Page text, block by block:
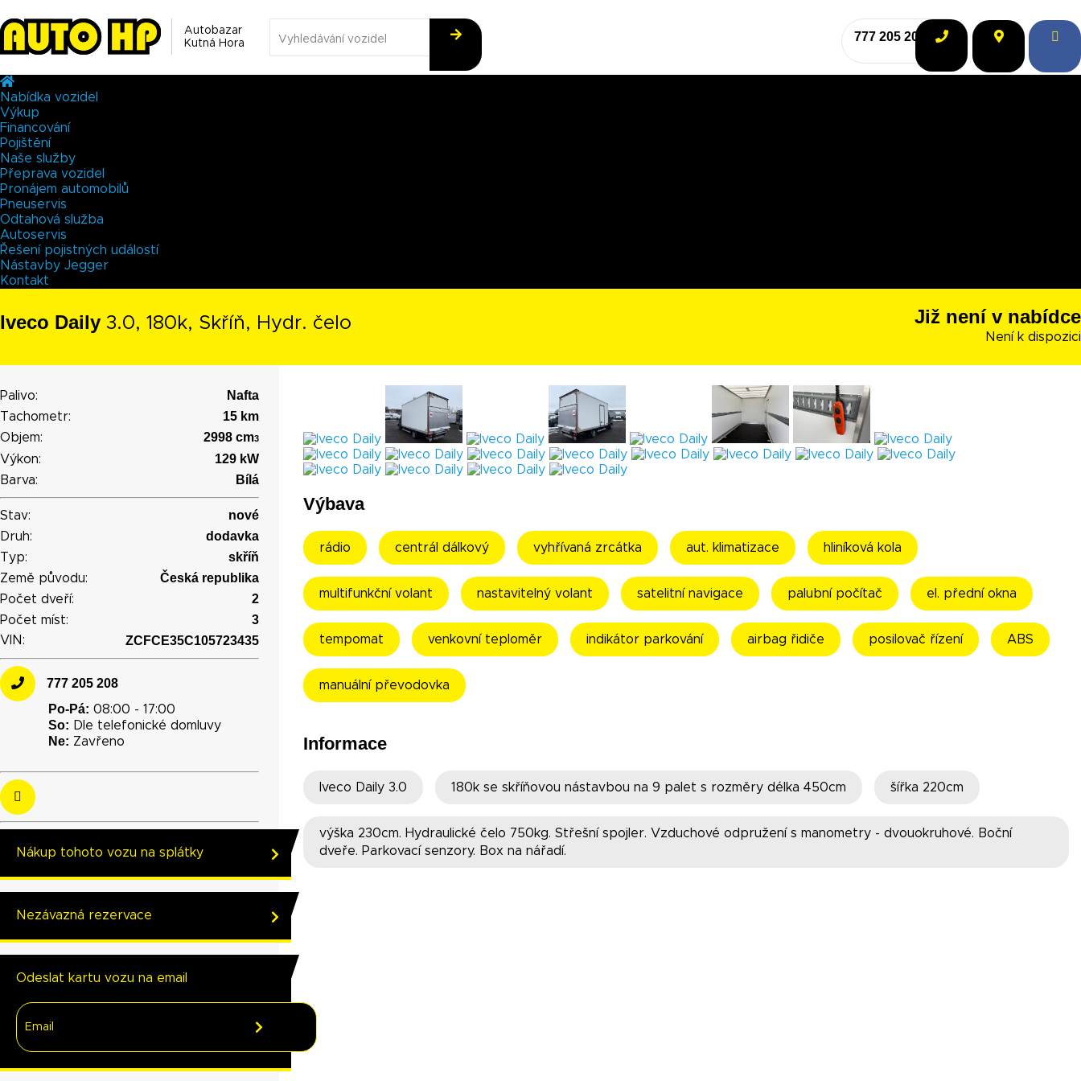
Autobazar
Kutná Hora
777 205 208
Nabídka vozidel
Výkup
Financování
Pojištění
Naše služby
Přeprava vozidel
Pronájem automobilů
Pneuservis
Odtahová služba
Autoservis
Řešení pojistných událostí
Nástavby Jegger
Kontakt
Iveco Daily 3.0, 180k, Skříň, Hydr. čelo Již není v nabídce
Není k dispozici
Palivo: Nafta
Tachometr: 15 km
Objem: 2998 cm3
Výkon: 129 kW
Barva: Bílá
Stav: nové
Druh: dodavka
Typ: skříň
Země původu: Česká republika
Počet dveří: 2
Počet míst: 3
VIN: ZCFCE35C105723435
777 205 208
Po-Pá: 08:00 - 17:00
So: Dle telefonické domluvy
Ne: Zavřeno
Nákup tohoto vozu na splátky
Nezávazná rezervace
Odeslat kartu vozu na email
Výbava
rádio centrál dálkový vyhřívaná zrcátka aut. klimatizace hliníková kola
multifunkční volant nastavitelný volant satelitní navigace palubní počítač el. přední okna
tempomat venkovní teploměr indikátor parkování airbag řidiče posilovač řízení ABS
manuální převodovka
Informace
Iveco Daily 3.0 180k se skříňovou nástavbou na 9 palet s rozměry délka 450cm šířka 220cm
výška 230cm. Hydraulické čelo 750kg. Střešní spojler. Vzduchové odpružení s manometry - dvouokruhové. Boční
dveře. Parkovací senzory. Box na nářadí.